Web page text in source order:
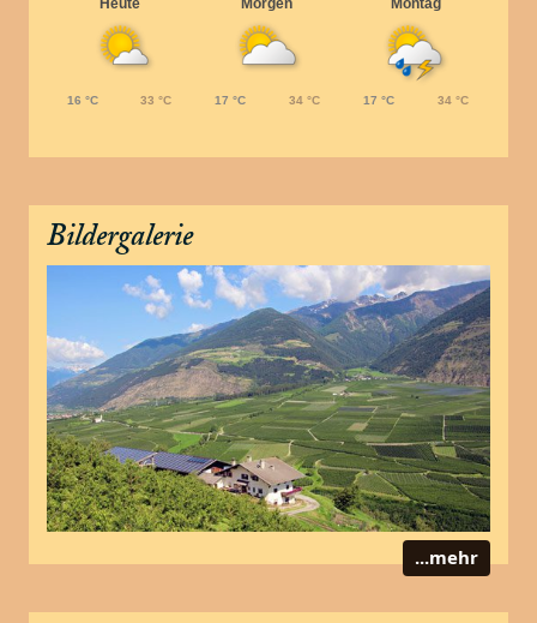
Heute Morgen Montag
16 °C 33 °C 17 °C 34 °C 17 °C 34 °C
Bildergalerie
...mehr